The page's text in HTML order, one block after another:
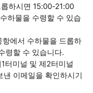
하시면 15:00-21:00
하물을 수령할 수 있습
에서 수하물을 드롭하
령할 수 있습니다.
터미널 및 제2터미널
이메일을 확인하시기